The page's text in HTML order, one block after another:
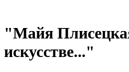
"Майя
искусстве..."